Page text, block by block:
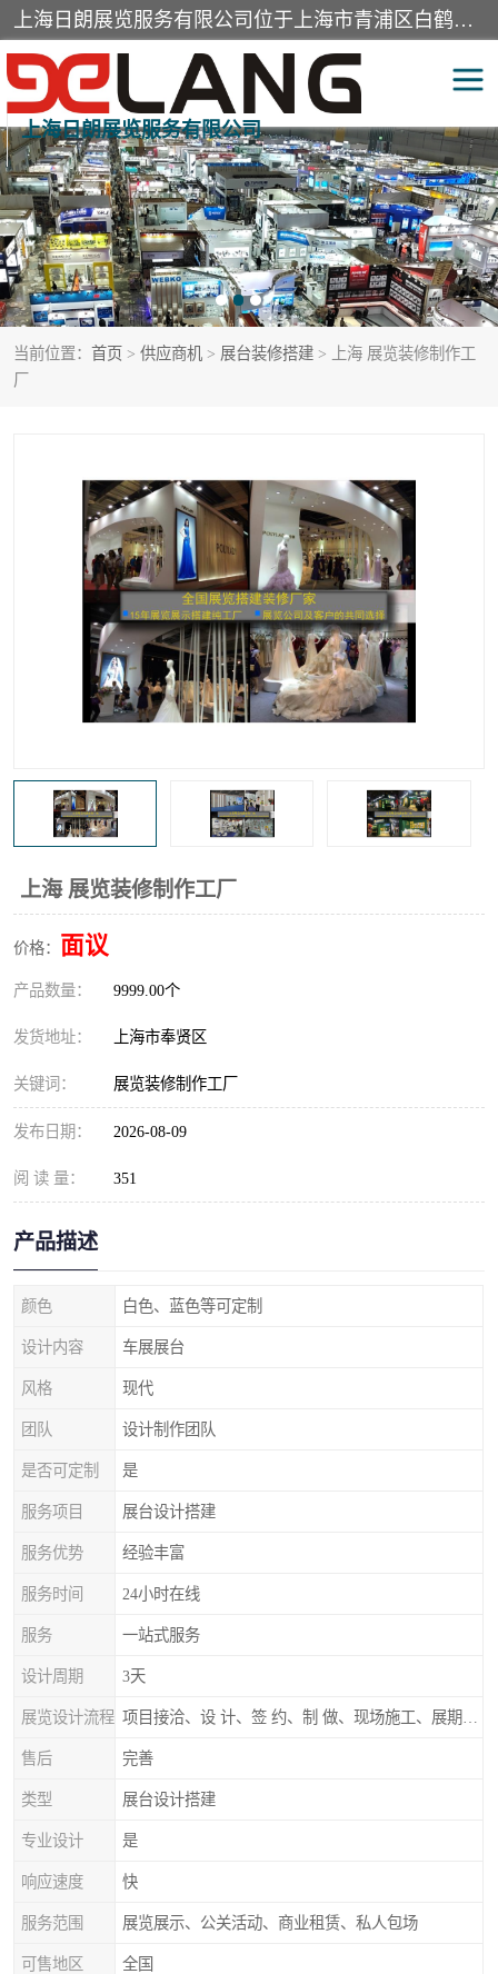
上海日朗展览服务有限公司位于上海市青浦区白鹤镇，营业范围有展览展示会务服务，室内装饰设计及施工，展示道具设计制作，舞台设计，图文设计，灯箱制作，园林绿化工程，广告装潢材料，建筑材料，办公用品，工艺礼品日用百货销售。
上海日朗展览服务有限公司
当前位置： 首页 > 供应商机 > 展台装修搭建 > 上海 展览装修制作工
厂
上海 展览装修制作工厂
价格： 面议
产品数量： 9999.00个
发货地址： 上海市奉贤区
关键词： 展览装修制作工厂
发布日期： 2026-08-09
阅 读 量： 351
产品描述
颜色 白色、蓝色等可定制
设计内容 车展展台
风格 现代
团队 设计制作团队
是否可定制 是
服务项目 展台设计搭建
服务优势 经验丰富
服务时间 24小时在线
服务 一站式服务
设计周期 3天
展览设计流程
售后 完善
类型 展台设计搭建
专业设计 是
响应速度 快
服务范围 展览展示、公关活动、商业租赁、私人包场
可售地区 全国
展台装修搭建 活动会议执行
展厅装修 专柜制作
展会装修设计 展会搭建
活动策划 展会服务